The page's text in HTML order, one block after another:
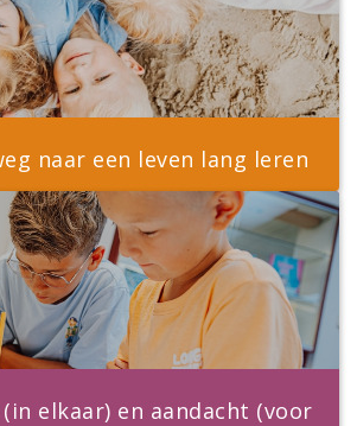
naar een leven lang leren
elkaar) en aandacht (voor